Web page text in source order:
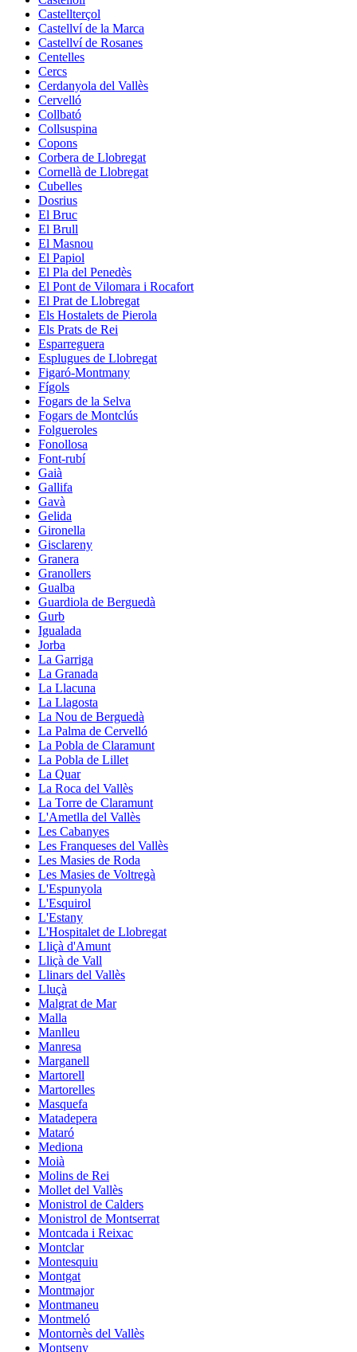
Castellterçol
Castellví de la Marca
Castellví de Rosanes
Centelles
Cercs
Cerdanyola del Vallès
Cervelló
Collbató
Collsuspina
Copons
Corbera de Llobregat
Cornellà de Llobregat
Cubelles
Dosrius
El Bruc
El Brull
El Masnou
El Papiol
El Pla del Penedès
El Pont de Vilomara i Rocafort
El Prat de Llobregat
Els Hostalets de Pierola
Els Prats de Rei
Esparreguera
Esplugues de Llobregat
Figaró-Montmany
Fígols
Fogars de la Selva
Fogars de Montclús
Folgueroles
Fonollosa
Font-rubí
Gaià
Gallifa
Gavà
Gelida
Gironella
Gisclareny
Granera
Granollers
Gualba
Guardiola de Berguedà
Gurb
Igualada
Jorba
La Garriga
La Granada
La Llacuna
La Llagosta
La Nou de Berguedà
La Palma de Cervelló
La Pobla de Claramunt
La Pobla de Lillet
La Quar
La Roca del Vallès
La Torre de Claramunt
L'Ametlla del Vallès
Les Cabanyes
Les Franqueses del Vallès
Les Masies de Roda
Les Masies de Voltregà
L'Espunyola
L'Esquirol
L'Estany
L'Hospitalet de Llobregat
Lliçà d'Amunt
Lliçà de Vall
Llinars del Vallès
Lluçà
Malgrat de Mar
Malla
Manlleu
Manresa
Marganell
Martorell
Martorelles
Masquefa
Matadepera
Mataró
Mediona
Moià
Molins de Rei
Mollet del Vallès
Monistrol de Calders
Monistrol de Montserrat
Montcada i Reixac
Montclar
Montesquiu
Montgat
Montmajor
Montmaneu
Montmeló
Montornès del Vallès
Montseny